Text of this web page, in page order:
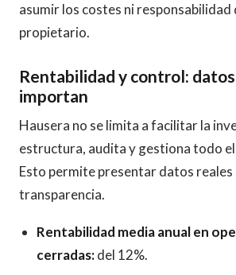
asumir los costes ni responsabilidad
propietario.
Rentabilidad y control:
importan
Hausera no se limita a facilitar la
estructura, audita y gestiona todo
Esto permite presentar datos
transparencia.
Rentabilidad media anual en
cerradas:del 12%.